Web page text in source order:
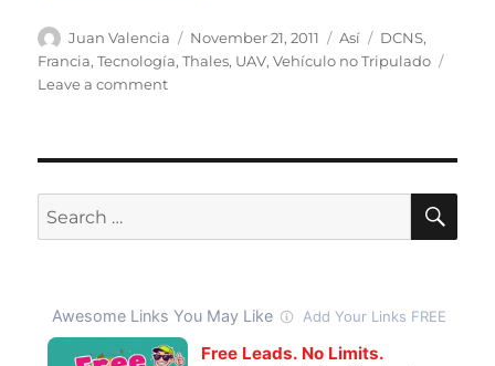
Author
Juan Valencia
Posted
on
November 21, 2011 Categories
Así Tags
DCNS,
Francia,Tecnología,Thales, UAV,Vehículo no Tripulado
Leave a commenton
aterrizar
un
movimiento
Search
for: